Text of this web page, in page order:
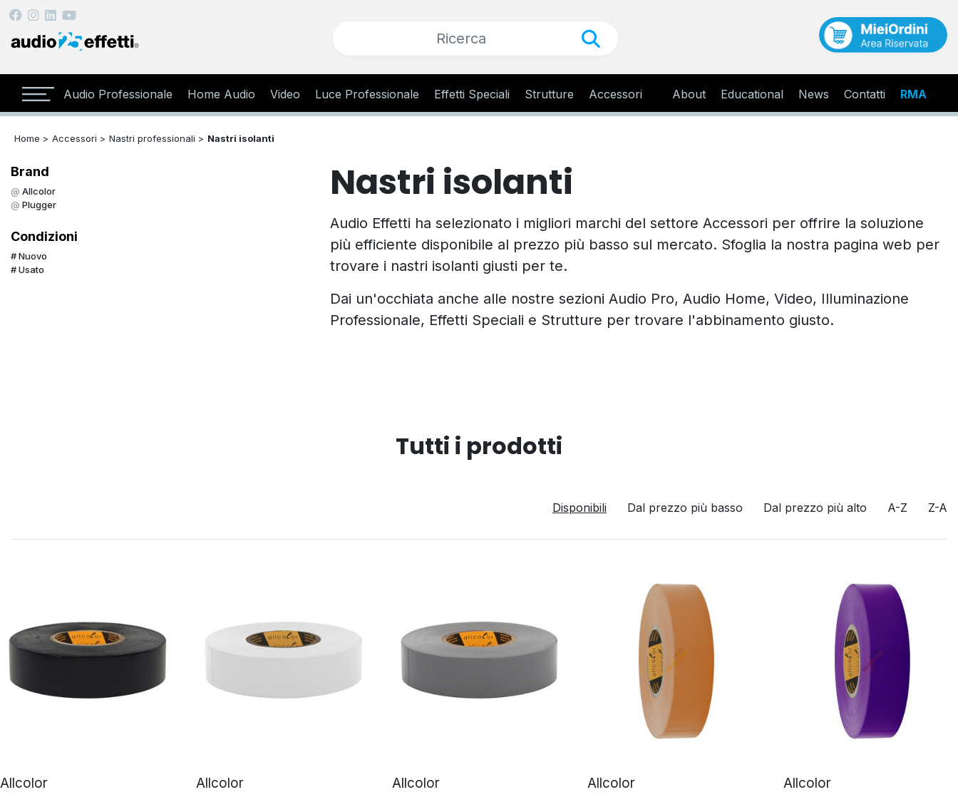
Audio Professionale Home Audio Video Luce Professionale Effetti Speciali Strutture Accessori About Educational News Contatti RMA
Home > Accessori > Nastri professionali > Nastri isolanti
Brand
Allcolor
Plugger
Condizioni
Nuovo
Usato
Nastri isolanti
Audio Effetti ha selezionato i migliori marchi del settore Accessori per offrire la soluzione
più efficiente disponibile al prezzo più basso sul mercato. Sfoglia la nostra pagina web per
trovare i nastri isolanti giusti per te.
Dai un'occhiata anche alle nostre sezioni Audio Pro, Audio Home, Video, Illuminazione
Professionale, Effetti Speciali e Strutture per trovare l'abbinamento giusto.
Tutti i prodotti
Disponibili Dal prezzo più basso Dal prezzo più alto A-Z Z-A
Allcolor
Allcolor
Allcolor
Allcolor
Allcolor